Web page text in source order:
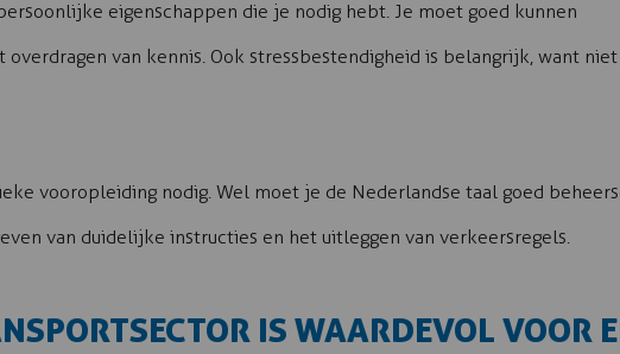
eigenschappen die je nodig hebt. Je moet goed kunnen
van kennis. Ook stressbestendigheid is belangrijk, want
vooropleiding nodig. Wel moet je de Nederlandse taal goed
van duidelijke instructies en het uitleggen van verkeersregels.
IS WAARDEVOL VOOR